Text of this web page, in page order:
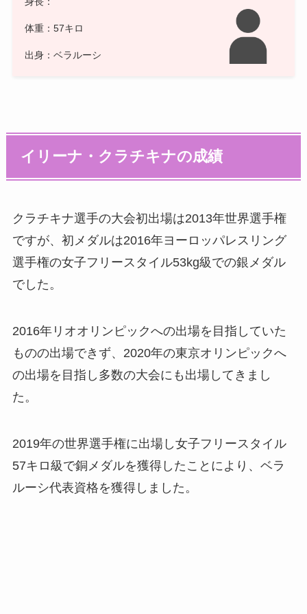
体重：57キロ
出身：ベラルーシ
イリーナ・クラチキナの成績
クラチキナ選手の大会初出場は2013年世界選手権
ですが、初メダルは2016年ヨーロッパレスリング
選手権の女子フリースタイル53kg級での銀メダル
でした。
2016年リオオリンピックへの出場を目指していた
ものの出場できず、2020年の東京オリンピックへ
の出場を目指し多数の大会にも出場してきまし
た。
2019年の世界選手権に出場し女子フリースタイル
57キロ級で銅メダルを獲得したことにより、ベラ
ルーシ代表資格を獲得しました。